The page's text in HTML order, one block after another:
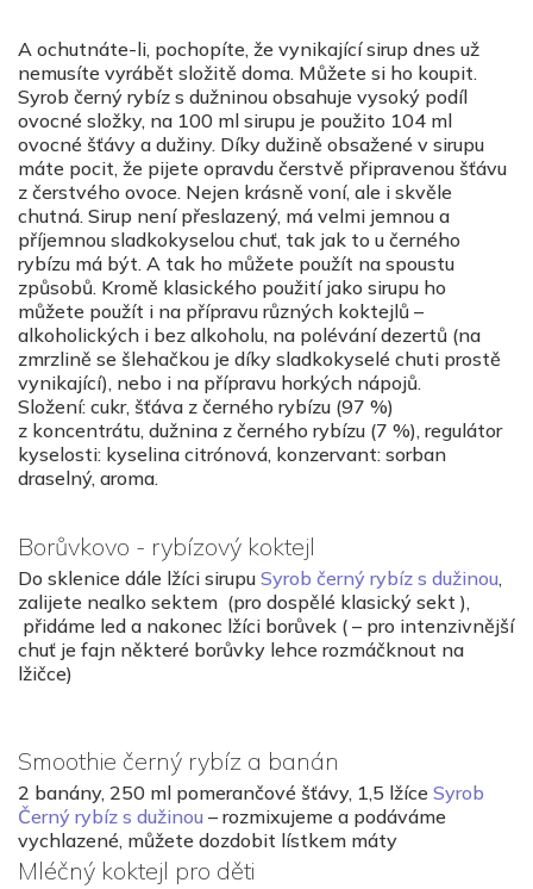
A ochutnáte-li, pochopíte, že vynikající sirup dnes už
nemusíte vyrábět složitě doma. Můžete si ho koupit.
Syrob černý rybíz s dužninou obsahuje vysoký podíl
ovocné složky, na 100 ml sirupu je použito 104 ml
ovocné šťávy a dužiny. Díky dužině obsažené v sirupu
máte pocit, že pijete opravdu čerstvě připravenou šťávu
z čerstvého ovoce. Nejen krásně voní, ale i skvěle
chutná. Sirup není přeslazený, má velmi jemnou a
příjemnou sladkokyselou chuť, tak jak to u černého
rybízu má být. A tak ho můžete použít na spoustu
způsobů. Kromě klasického použití jako sirupu ho
můžete použít i na přípravu různých koktejlů –
alkoholických i bez alkoholu, na polévání dezertů (na
zmrzlině se šlehačkou je díky sladkokyselé chuti prostě
vynikající), nebo i na přípravu horkých nápojů.
Složení: cukr, šťáva z černého rybízu (97 %)
z koncentrátu, dužnina z černého rybízu (7 %), regulátor
kyselosti: kyselina citrónová, konzervant: sorban
draselný, aroma.
Borůvkovo - rybízový koktejl
Do sklenice dále lžíci sirupu Syrob černý rybíz s dužinou,
zalijete nealko sektem (pro dospělé klasický sekt ),
přidáme led a nakonec lžíci borůvek ( – pro intenzivnější
chuť je fajn některé borůvky lehce rozmáčknout na
lžičce)
Smoothie černý rybíz a banán
2 banány, 250 ml pomerančové šťávy, 1,5 lžíce Syrob
Černý rybíz s dužinou – rozmixujeme a podáváme
vychlazené, můžete dozdobit lístkem máty
Mléčný koktejl pro děti